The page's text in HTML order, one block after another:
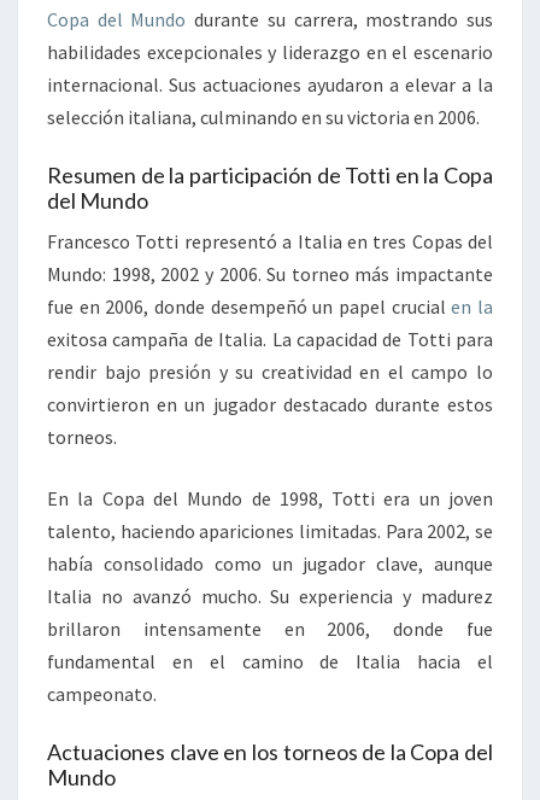
Copa del Mundo durante su carrera, mostrando sus
habilidades excepcionales y liderazgo en el escenario
internacional. Sus actuaciones ayudaron a elevar a la
selección italiana, culminando en su victoria en 2006.
Resumen de la participación de Totti en la Copa
del Mundo
Francesco Totti representó a Italia en tres Copas del
Mundo: 1998, 2002 y 2006. Su torneo más impactante
fue en 2006, donde desempeñó un papel crucialen la
exitosa campaña de Italia. La capacidad de Totti para
rendir bajo presión y su creatividad en el campo lo
convirtieron en un jugador destacado durante estos
torneos.
En la Copa del Mundo de 1998, Totti era un joven
talento, haciendo apariciones limitadas. Para 2002, se
había consolidado como un jugador clave, aunque
Italia no avanzó mucho. Su experiencia y madurez
brillaron intensamente en 2006, donde fue
fundamental en el camino de Italia hacia el
campeonato.
Actuaciones clave en los torneos de la Copa del
Mundo